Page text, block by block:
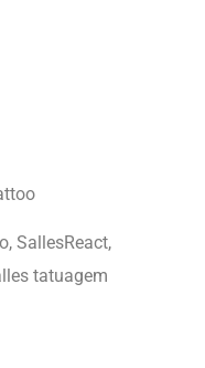
SallesReact,
tatuagem